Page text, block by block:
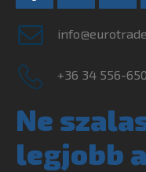
+36 34 556-650
Ne
legjobb